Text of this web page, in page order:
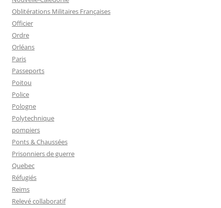
Oblitérations Militaires Françaises
Officier
Ordre
Orléans
Paris
Passeports
Poitou
Police
Pologne
Polytechnique
pompiers
Ponts & Chaussées
Prisonniers de guerre
Quebec
Réfugiés
Reims
Relevé collaboratif